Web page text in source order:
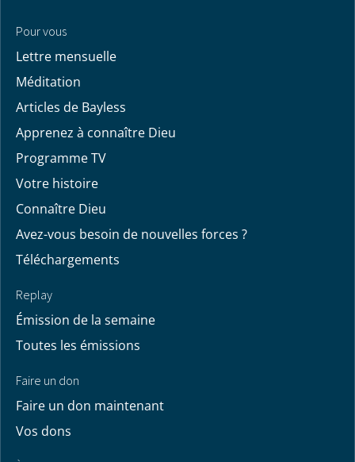
Pour vous
Lettre mensuelle
Méditation
Articles de Bayless
Apprenez à connaître Dieu
Programme TV
Votre histoire
Connaître Dieu
Avez-vous besoin de nouvelles forces ?
Téléchargements
Replay
Émission de la semaine
Toutes les émissions
Faire un don
Faire un don maintenant
Vos dons